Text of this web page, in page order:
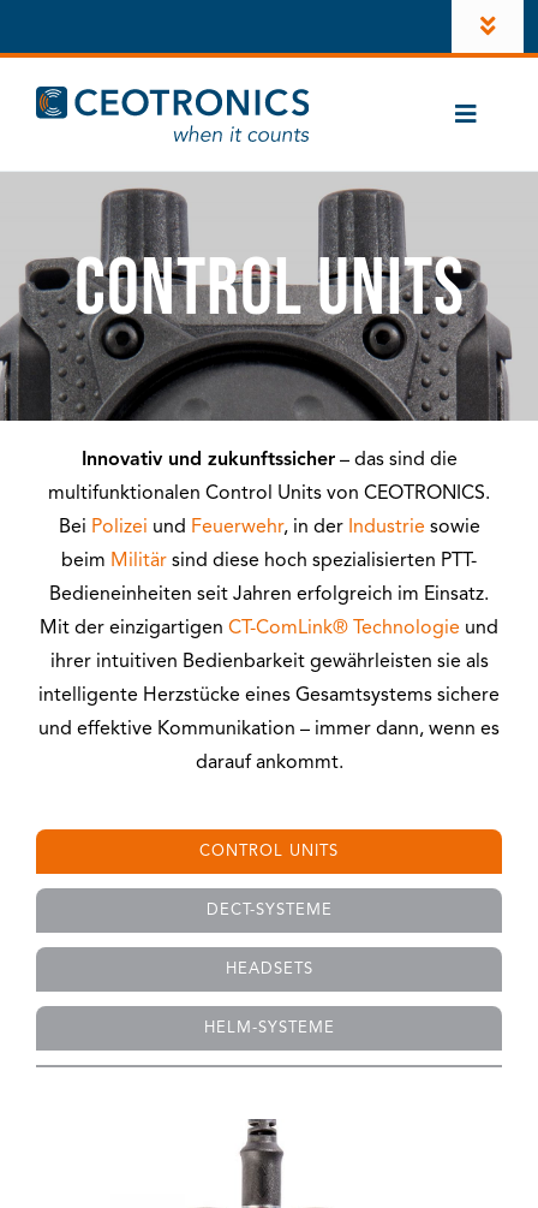
Inhalt
springenUnternehmen
Investoren
Konto
LinkedIn
Instagram
Toggle
Branchen
CT-ComLink ®
Produkte
Kontakt
Control Units
Innovativ und zukunftssicher– das sind die
multifunktionalen Control Units von CEOTRONICS.
Bei Polizei und Feuerwehr, in der Industrie sowie
beim Militär sind diese hoch spezialisierten PTT-
Bedieneinheiten seit Jahren erfolgreich im Einsatz.
Mit der einzigartigen CT-ComLink® Technologie und
ihrer intuitiven Bedienbarkeit gewährleisten sie als
intelligente Herzstücke eines Gesamtsystems sichere
und effektive Kommunikation – immer dann, wenn es
darauf ankommt.
CONTROL UNITS
DECT-SYSTEME
HEADSETS
HELM-SYSTEME